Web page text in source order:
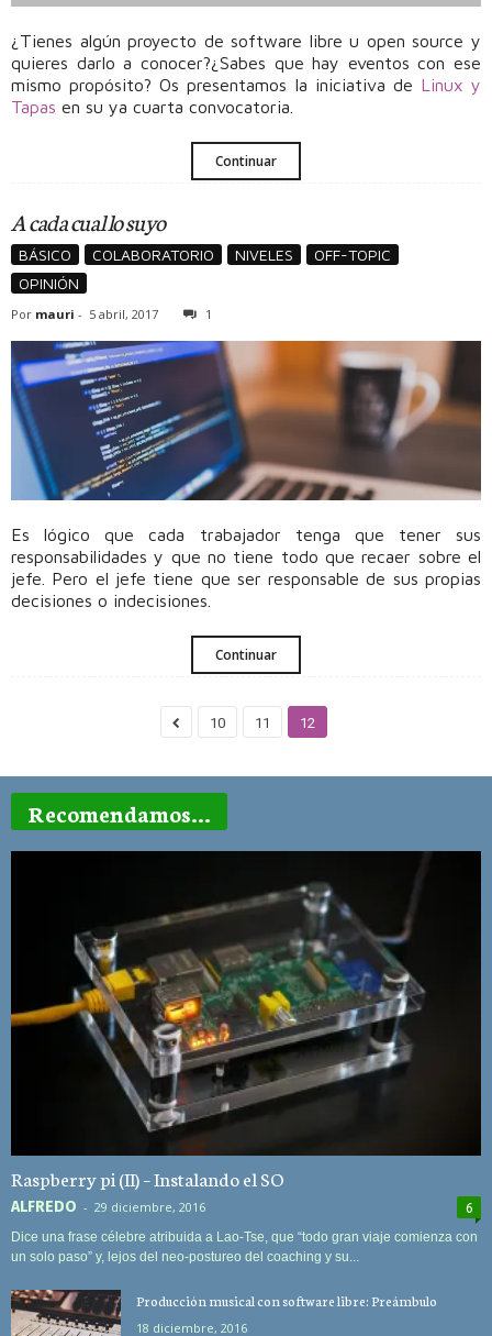
¿Tienes algún proyecto de software libre u open source y
quieres darlo a conocer?¿Sabes que hay eventos con ese
mismo propósito? Os presentamos la iniciativa de Linux y
Tapas en su ya cuarta convocatoria.
Continuar
A cada cual lo suyo
BÁSICO COLABORATORIO NIVELES
OFF-TOPIC
OPINIÓN
Por mauri - 5 abril, 2017 1
Es lógico que cada trabajador tenga que tener sus
responsabilidades y que no tiene todo que recaer sobre el
jefe. Pero el jefe tiene que ser responsable de sus propias
decisiones o indecisiones.
Continuar
10 11 12
Recomendamos...
Raspberry pi (II) – Instalando el SO
ALFREDO - 29 diciembre, 2016 6
Dice una frase célebre atribuida a Lao-Tse, que “todo gran viaje comienza con
un solo paso” y, lejos del neo-postureo del coaching y su...
Producción musical con software libre: Preámbulo
18 diciembre, 2016